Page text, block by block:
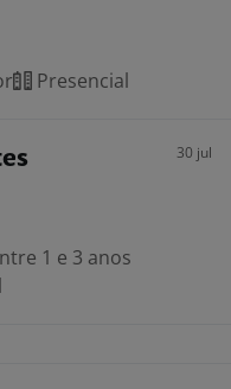
Presencial
30 jul
1 e 3 anos